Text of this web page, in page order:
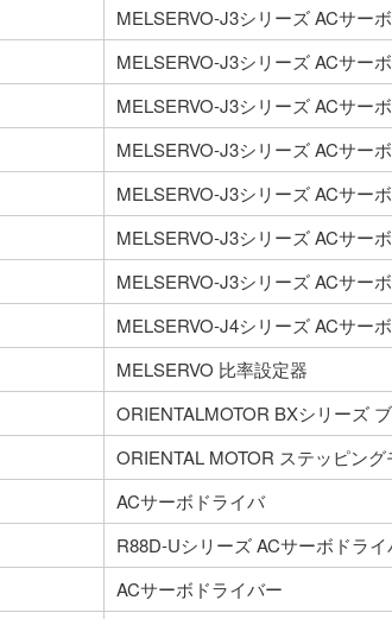
MELSERVO-J3シリーズ ACサー
MELSERVO-J3シリーズ ACサー
MELSERVO-J3シリーズ ACサー
MELSERVO-J3シリーズ ACサー
MELSERVO-J3シリーズ ACサー
MELSERVO-J3シリーズ ACサー
MELSERVO-J3シリーズ ACサー
MELSERVO-J4シリーズ ACサー
MELSERVO 比率設定器
ORIENTALMOTOR BXシリーズ
ORIENTAL MOTOR ステッピン
ACサーボドライバ
R88D-Uシリーズ ACサーボドライ
ACサーボドライバー